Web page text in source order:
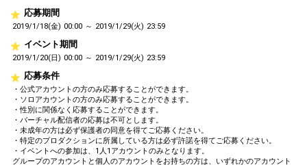
performer(s), the performer's
popularity ranking and your
ranking go up.
To cheer on performers, you can
send them gifts.
To send performers paid items,
you must use Show Gold.
Close
応募期間
2019/1/18(金) 00:00 ～ 2019/1/29(火) 23:59
イベント期間
2019/1/20(日) 00:00 ～ 2019/1/29(火) 23:59
応募条件
・公式アカウントの方のみ応募することができます。
・ソロアカウントの方のみ応募することができます。
・性別に関係なく応募することができます。
・バーチャル配信者の応募は不可とします。
・未成年の方は必ず保護者の同意を得てご応募ください。
・特定のプロダクションに所属している方は必ず許諾を得てご応募ください。
・イベントへの参加は、1人1アカウントのみとなります。
グループのアカウントと個人のアカウントをお持ちの方は、いずれかのアカウント